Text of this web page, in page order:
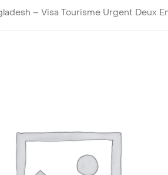
– Visa Tourisme Urgent Deux